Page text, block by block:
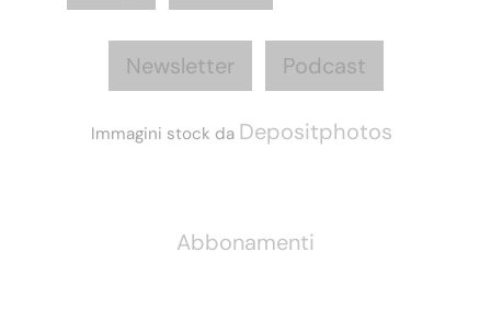
Newsletter Podcast
Immagini stock da Depositphotos
Abbonamenti